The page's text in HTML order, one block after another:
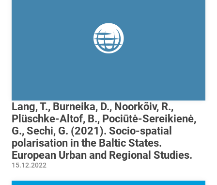
Lang, T., Burneika, D., Noorkõiv, R.,
Plüschke-Altof, B., Pociūtė-Sereikienė,
G., Sechi, G. (2021). Socio-spatial
polarisation in the Baltic States.
European Urban and Regional Studies.
15.12.2022